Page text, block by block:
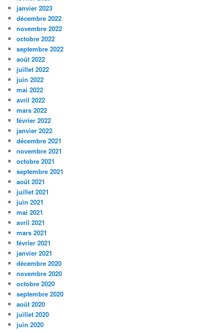
janvier 2023
décembre 2022
novembre 2022
octobre 2022
septembre 2022
août 2022
juillet 2022
juin 2022
mai 2022
avril 2022
mars 2022
février 2022
janvier 2022
décembre 2021
novembre 2021
octobre 2021
septembre 2021
août 2021
juillet 2021
juin 2021
mai 2021
avril 2021
mars 2021
février 2021
janvier 2021
décembre 2020
novembre 2020
octobre 2020
septembre 2020
août 2020
juillet 2020
juin 2020